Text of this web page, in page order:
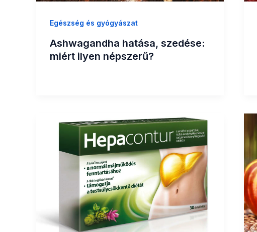
Egészség és gyógyászat
Ashwagandha hatása, szedése:
miért ilyen népszerű?